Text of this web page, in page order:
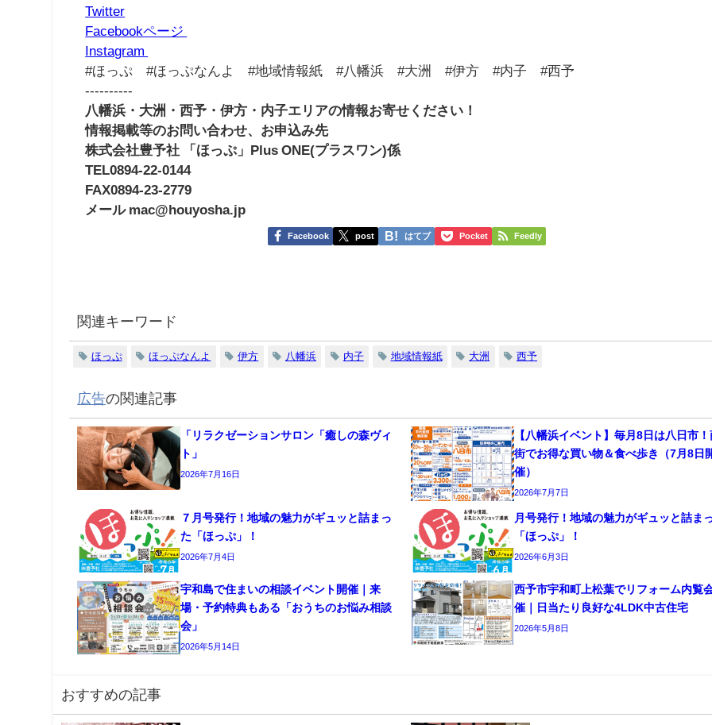
Twitter
Facebookページ
Instagram
#ほっぷ #ほっぷなんよ #地域情報紙 #八幡浜 #大洲 #伊方 #内子 #西予
----------
八幡浜・大洲・西予・伊方・内子エリアの情報お寄せください！
情報掲載等のお問い合わせ、お申込み先
株式会社豊予社 「ほっぷ」Plus ONE(プラスワン)係
TEL0894-22-0144
FAX0894-23-2779
メール mac@houyosha.jp
Facebook post はてブ Pocket Feedly
関連キーワード
ほっぷ ほっぷなんよ 伊方 八幡浜 内子 地域情報紙 大洲 西予
広告の関連記事
「リラクゼーションサロン「癒しの森ヴィ
ト」
2026年7月16日
【八幡浜イベント】毎月8日は八日市
街でお得な買い物＆食べ歩き（7月8日
催）
2026年7月7日
７月号発行！地域の魅力がギュッと詰まっ
た「ほっぷ」！
2026年7月4日
月号発行！地域の魅力がギュッと詰ま
「ほっぷ」！
2026年6月3日
宇和島で住まいの相談イベント開催｜来
場・予約特典もある「おうちのお悩み相談
会」
2026年5月14日
西予市宇和町上松葉でリフォーム内覧
催｜日当たり良好な4LDK中古住宅
2026年5月8日
おすすめの記事